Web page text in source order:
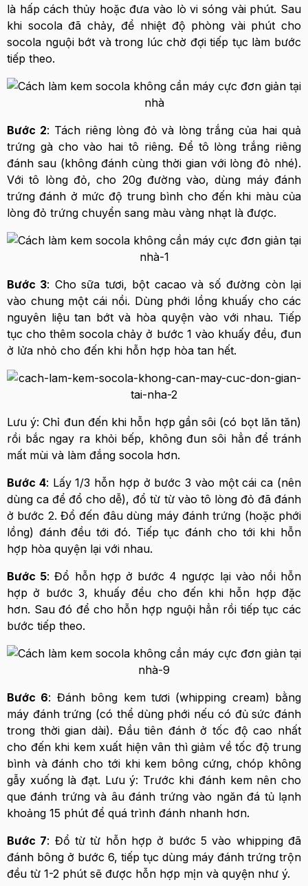
là hấp cách thủy hoặc đưa vào lò vi sóng vài phút. Sau
khi socola đã chảy, để nhiệt độ phòng vài phút cho
socola nguội bớt và trong lúc chờ đợi tiếp tục làm bước
tiếp theo.
Bước 2: Tách riêng lòng đỏ và lòng trắng của hai quả
trứng gà cho vào hai tô riêng. Để tô lòng trắng riêng
đánh sau (không đánh cùng thời gian với lòng đỏ nhé).
Với tô lòng đỏ, cho 20g đường vào, dùng máy đánh
trứng đánh ở mức độ trung bình cho đến khi màu của
lòng đỏ trứng chuyển sang màu vàng nhạt là được.
Bước 3: Cho sữa tươi, bột cacao và số đường còn lại
vào chung một cái nồi. Dùng phới lồng khuấy cho các
nguyên liệu tan bớt và hòa quyện vào với nhau. Tiếp
tục cho thêm socola chảy ở bước 1 vào khuấy đều, đun
ở lửa nhỏ cho đến khi hỗn hợp hòa tan hết.
Lưu ý: Chỉ đun đến khi hỗn hợp gần sôi (có bọt lăn tăn)
rồi bắc ngay ra khỏi bếp, không đun sôi hẳn để tránh
mất mùi và làm đắng socola hơn.
Bước 4: Lấy 1/3 hỗn hợp ở bước 3 vào một cái ca (nên
dùng ca để đổ cho dễ), đổ từ từ vào tô lòng đỏ đã đánh
ở bước 2. Đổ đến đâu dùng máy đánh trứng (hoặc phới
lồng) đánh đều tới đó. Tiếp tục đánh cho tới khi hỗn
hợp hòa quyện lại với nhau.
Bước 5: Đổ hỗn hợp ở bước 4 ngược lại vào nồi hỗn
hợp ở bước 3, khuấy đều cho đến khi hỗn hợp đặc
hơn. Sau đó để cho hỗn hợp nguội hẳn rồi tiếp tục các
bước tiếp theo.
Bước 6: Đánh bông kem tươi (whipping cream) bằng
máy đánh trứng (có thể dùng phới nếu có đủ sức đánh
trong thời gian dài). Đầu tiên đánh ở tốc độ cao nhất
cho đến khi kem xuất hiện vân thì giảm về tốc độ trung
bình và đánh cho tới khi kem bông cứng, chóp không
gẫy xuống là đạt. Lưu ý: Trước khi đánh kem nên cho
que đánh trứng và âu đánh trứng vào ngăn đá tủ lạnh
khoảng 15 phút để quá trình đánh nhanh hơn.
Bước 7: Đổ từ từ hỗn hợp ở bước 5 vào whipping đã
đánh bông ở bước 6, tiếp tục dùng máy đánh trứng trộn
đều từ 1-2 phút sẽ được hỗn hợp mịn và quyện như ý.